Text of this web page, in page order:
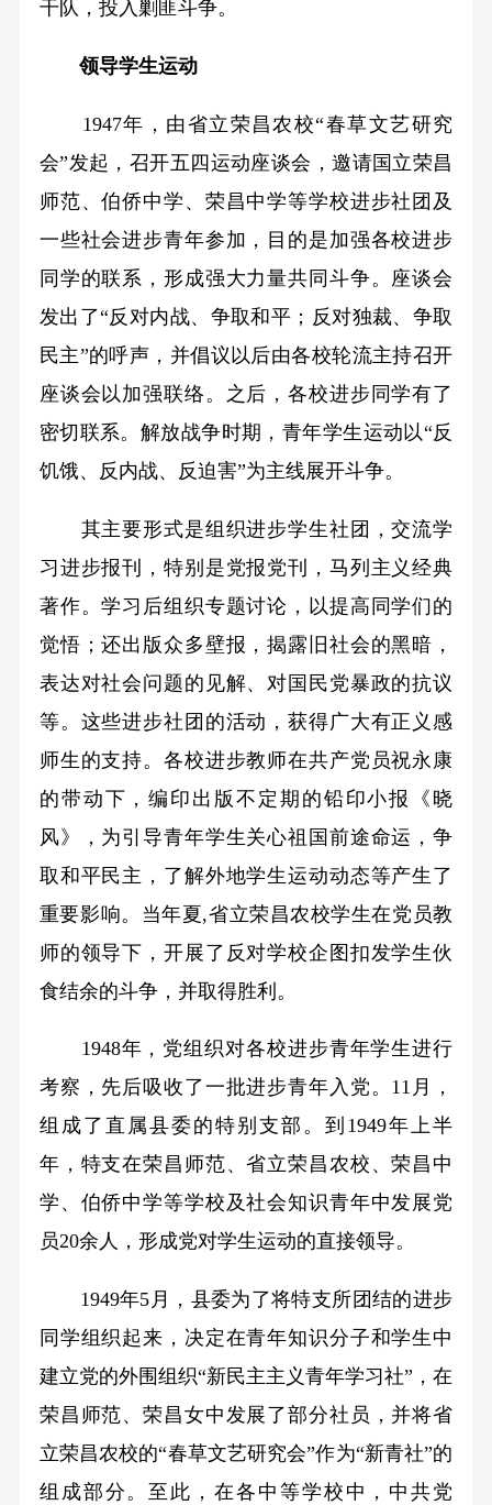
干队，投入剿匪斗争。
领导学生运动
1947年，由省立荣昌农校“春草文艺研究
会”发起，召开五四运动座谈会，邀请国立荣昌
师范、伯侨中学、荣昌中学等学校进步社团及
一些社会进步青年参加，目的是加强各校进步
同学的联系，形成强大力量共同斗争。座谈会
发出了“反对内战、争取和平；反对独裁、争取
民主”的呼声，并倡议以后由各校轮流主持召开
座谈会以加强联络。之后，各校进步同学有了
密切联系。解放战争时期，青年学生运动以“反
饥饿、反内战、反迫害”为主线展开斗争。
其主要形式是组织进步学生社团，交流学
习进步报刊，特别是党报党刊，马列主义经典
著作。学习后组织专题讨论，以提高同学们的
觉悟；还出版众多壁报，揭露旧社会的黑暗，
表达对社会问题的见解、对国民党暴政的抗议
等。这些进步社团的活动，获得广大有正义感
师生的支持。各校进步教师在共产党员祝永康
的带动下，编印出版不定期的铅印小报《晓
风》，为引导青年学生关心祖国前途命运，争
取和平民主，了解外地学生运动动态等产生了
重要影响。当年夏,省立荣昌农校学生在党员教
师的领导下，开展了反对学校企图扣发学生伙
食结余的斗争，并取得胜利。
1948年，党组织对各校进步青年学生进行
考察，先后吸收了一批进步青年入党。11月，
组成了直属县委的特别支部。到1949年上半
年，特支在荣昌师范、省立荣昌农校、荣昌中
学、伯侨中学等学校及社会知识青年中发展党
员20余人，形成党对学生运动的直接领导。
1949年5月，县委为了将特支所团结的进步
同学组织起来，决定在青年知识分子和学生中
建立党的外围组织“新民主主义青年学习社”，在
荣昌师范、荣昌女中发展了部分社员，并将省
立荣昌农校的“春草文艺研究会”作为“新青社”的
组成部分。至此，在各中等学校中，中共党